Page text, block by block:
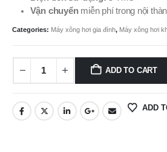
Vận chuyểnmiễn phí trong nội
Categories: Máy xông hơi gia đình, Máy xông hơi
ADD TO CART
ADD